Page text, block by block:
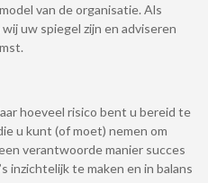
van de organisatie. Als
uw spiegel zijn en adviseren
hoeveel risico bent u bereid te
u kunt (of moet) nemen om
verantwoorde manier succes
inzichtelijk te maken en in balans